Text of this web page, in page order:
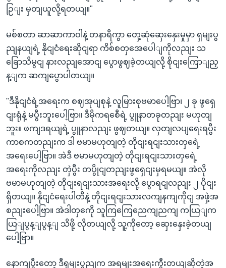
ဉြျး မှတျယူလို့ရတယျ။"
မစ်စတာ ဆာဆာကာဝါနဲ့ တနာရီကွာ တှေ့ဆုံဆှေးနှေးမှုမှာ ရှမျးပွ
ညျနယျရဲ့ နိုငျငံရေးဆိုငျရာ ကိစ်စတှအေပေါျကိုလညျး သ
ခြောသိမွငျ နားလညျအောငျ ပွောဖွဈခဲ့တယျလို့ စိုငျးကြောျညှ
န့ျက ဆကျပွောပါတယျ။
"ဒီနိုငျငံရဲ့အရေးက စဈအုပျစုနဲ့ လူမြားစုဗမာပေါ့ဗြာ၊ ၂ ခု ဖွရှေ
ငျးရုံနဲ့ မပွီးဘူးပေါ့ဗြာ။ ဒီမိုကရစေီရဲ့ ပွူနာတခုတညျး မဟုတျ
ဘူး။ ဖကျဒရယျရဲ့ ပွူနာလညျး ဖွဈတယျ။ လှတျလပျရေးရပွီး
ကာစကတညျးက ဒါ ဗမာမဟုတျတဲ့ တိုငျးရငျးသားတှရေဲ့
အရေးပေါ့ဗြာ။ အဲဒီ ဗမာမဟုတျတဲ့ တိုငျးရငျးသားတှရေဲ့
အရေးကိုလညျး တှဲပွီး တပွိုငျတညျးဖွရှေငျးမှရမယျ။ အဲလို
ဗမာမဟုတျတဲ့ တိုငျးရငျးသားအရေးလို့ ပွောရငျလညျး ၂ ပိုငျး
ရှိတယျ။ နိုငျငံရေးပါတီနဲ့ တိုငျးရငျးသားလကျနကျကိုငျ အဖှဲ့အ
စညျးပေါ့ဗြာ။ အဲဒါတှကေို သူကြကြေညေကျညကျ ကယြျက
ယြျပွန့ျပွန့ျ သိဖို့ လိုတယျလို့ သူ့ကိုတော့ ဆှေးနှေးခဲ့တယျ
ပေါ့ဗြာ။
နောကျပွီးတော့ ဒီရှမျးပွညျက အရမျးအရေးကွီးတယျဆိုတဲ့အ